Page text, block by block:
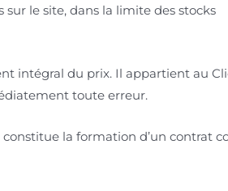
sur le site, dans la limite des stocks
intégral du prix. Il appartient au
toute erreur.
la formation d’un contrat